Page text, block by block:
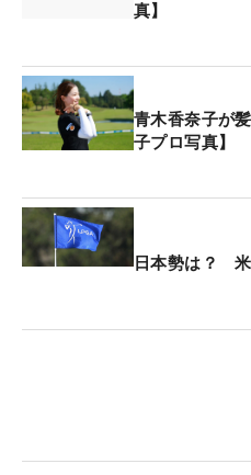
真】
青木香奈子が
子プロ写真】
日本勢は？